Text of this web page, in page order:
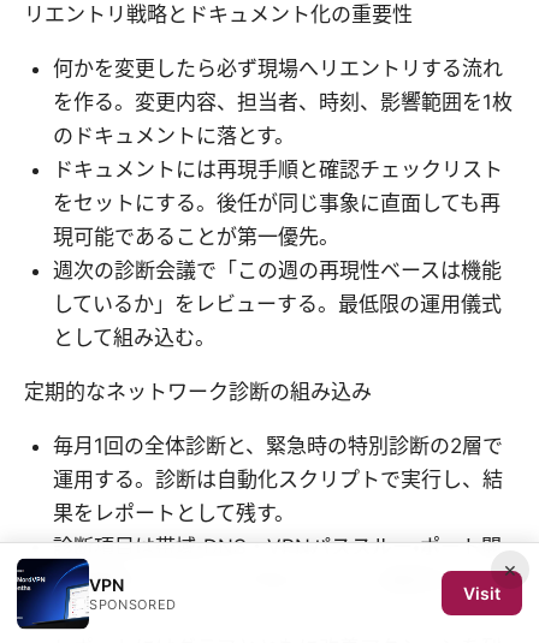
リエントリ戦略とドキュメント化の重要性
何かを変更したら必ず現場へリエントリする流れ
を作る。変更内容、担当者、時刻、影響範囲を1枚
のドキュメントに落とす。
ドキュメントには再現手順と確認チェックリスト
をセットにする。後任が同じ事象に直面しても再
現可能であることが第一優先。
週次の診断会議で「この週の再現性ベースは機能
しているか」をレビューする。最低限の運用儀式
として組み込む。
定期的なネットワーク診断の組み込み
毎月1回の全体診断と、緊急時の特別診断の2層で
運用する。診断は自動化スクリプトで実行し、結
果をレポートとして残す。
診断項目は帯域・DNS・VPNパススルー・ポート開
放・機器ファームウェアのバージョン確認の5本
柱。
×
VPN
SPONSORED
Visit